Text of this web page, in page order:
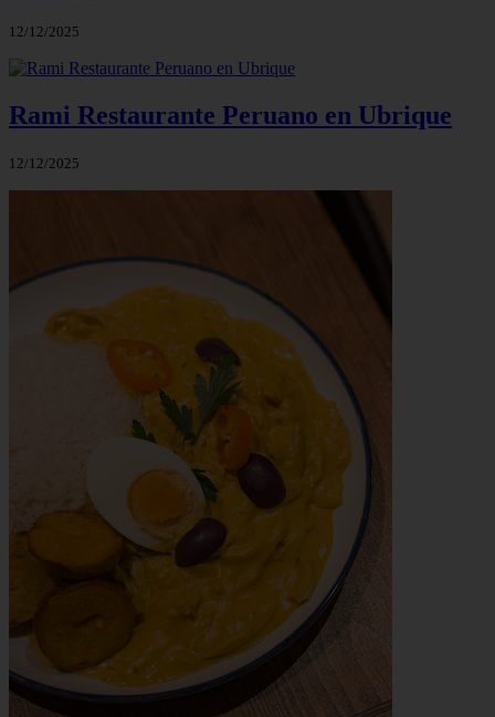
12/12/2025
Rami Restaurante Peruano en Ubrique
12/12/2025